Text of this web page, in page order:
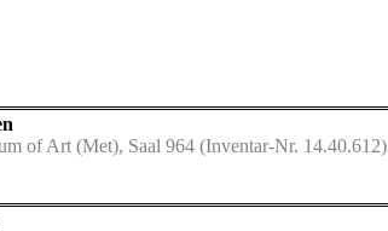
of Art (Met), Saal 964 (Inventar-Nr. 14.40.612)